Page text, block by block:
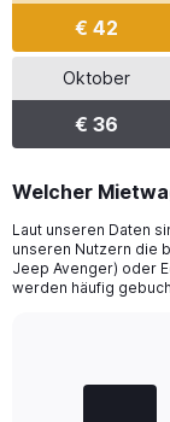
€ 42
Oktober
€ 36
Welcher
Laut unseren Daten
unseren Nutzern die
Jeep Avenger) oder
werden häufig